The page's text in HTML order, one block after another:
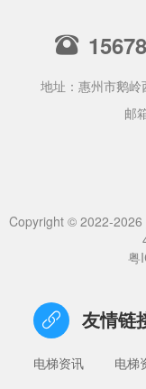
地址：惠州市鹅
邮
Copyright © 2022-2026
粤
友情链
电梯资讯 电梯